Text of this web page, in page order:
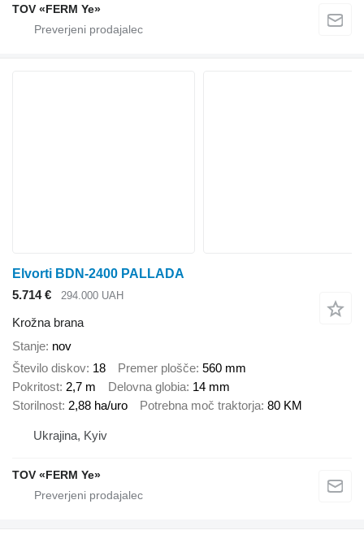
TOV «FERM Ye»
Elvorti BDN-2400 PALLADA
5.714 €
294.000 UAH
Krožna brana
Stanje nov
Število diskov 18 Premer plošče 560 mm
Pokritost 2,7 m Delovna globia 14 mm
Storilnost 2,88 ha/uro Potrebna moč traktorja 80 KM
Ukrajina, Kyiv
TOV «FERM Ye»